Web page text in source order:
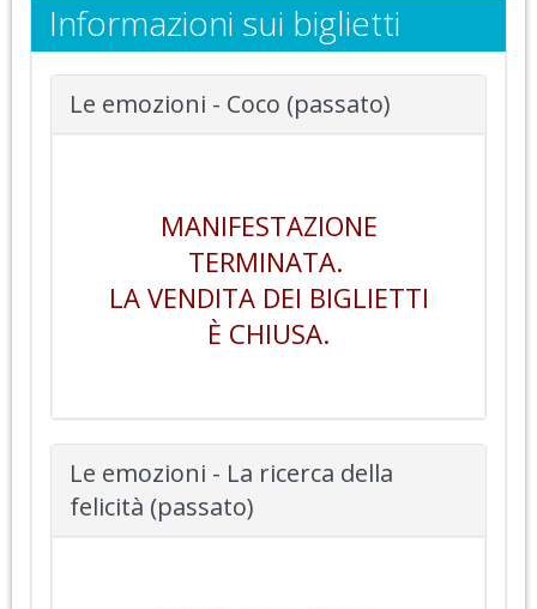
Informazioni sui biglietti
Le emozioni - Coco (passato)
MANIFESTAZIONE
TERMINATA.
LA VENDITA DEI BIGLIETTI
È CHIUSA.
Le emozioni - La ricerca della
felicità (passato)